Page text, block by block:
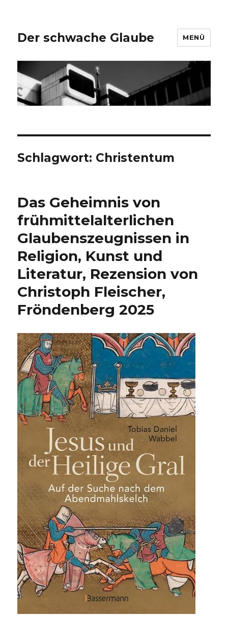
Der schwache Glaube MENÜ
Schlagwort: Christentum
Das Geheimnis von
frühmittelalterlichen
Glaubenszeugnissen in
Religion, Kunst und
Literatur, Rezension von
Christoph Fleischer,
Fröndenberg 2025